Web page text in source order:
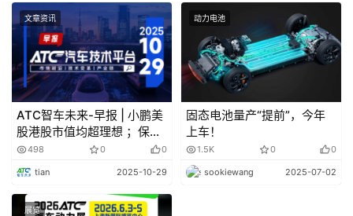
系建设等工作。
新华社与东风汽车签署战略合作协议
2月2日，与东风汽车在北京签署战略合作协议。双方
将在产业智库、品牌建设数智传播、国际化运营、汽车营销
等多个领域深度协同，共同探索合作新模式携手提升中国汽
车品牌的全球形象与影响力。
特斯拉:第三代特斯拉人形机器人即将亮相 预计年
文章资讯
ATC智车未来-早报 | 小鹏美
股港股市值均超理想 ；保时
捷回应多款油车将停产
498 0 0
tian 2025-10-29
动力电池
固态电池量产“提前”，今年
上车！
1.5K 0 0
sookiewang 2025-07-02
展览